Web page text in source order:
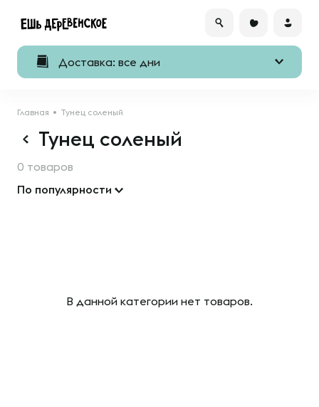
Доставка: все дни
Главная Тунец соленый
Тунец соленый
0 товаров
По популярности
В данной категории нет товаров.